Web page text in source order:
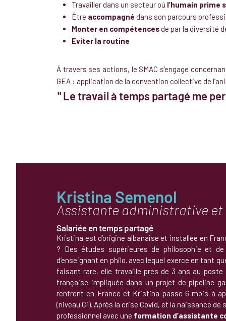
Travailler dans un secteur où l’humain prime
Être accompagné dans son parcours
Monter en compétencesde par la diversité
Eviter la routine
Á travers ses actions, le SMAC s’engage
GEA : application de la convention collective de
" Le travail à temps partagé me
Kristina Semenol
Assistante administrative
Salariée en temps partagé
Kristina est d’origine albanaise et installée en
? Des études supérieures de philosophie et
d’enseignant en philo. avec lequel exerce en tant
faisant rare, elle travaille près de 3 ans au
française impliquée dans un projet de pipeline
rentrent en France et Kristina passe 6 mois à
(niveau C1). Après la crise Covid, et la naissance
professionnel avec une formation d’assistante